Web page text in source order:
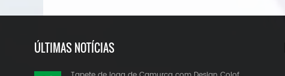
ÚLTIMAS NOTÍCIAS